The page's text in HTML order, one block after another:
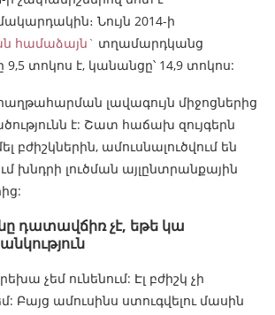
Նույն 2014-ի
համաձայն` տղամարդկանց
9,5 տոկոս է, կանանցը՝ 14,9 տոկոս:
լավագույն միջոցներից
է: Շատ հաճախ զույգերն
բժիշկներին, ամուսնալուծվում են
խնդրի լուծման այլընտրանքային
դատավճիռ չէ, եթե կա
չեմ ունենում: Էլ բժիշկ չի
Բայց ամուսինս ստուգվելու մասին